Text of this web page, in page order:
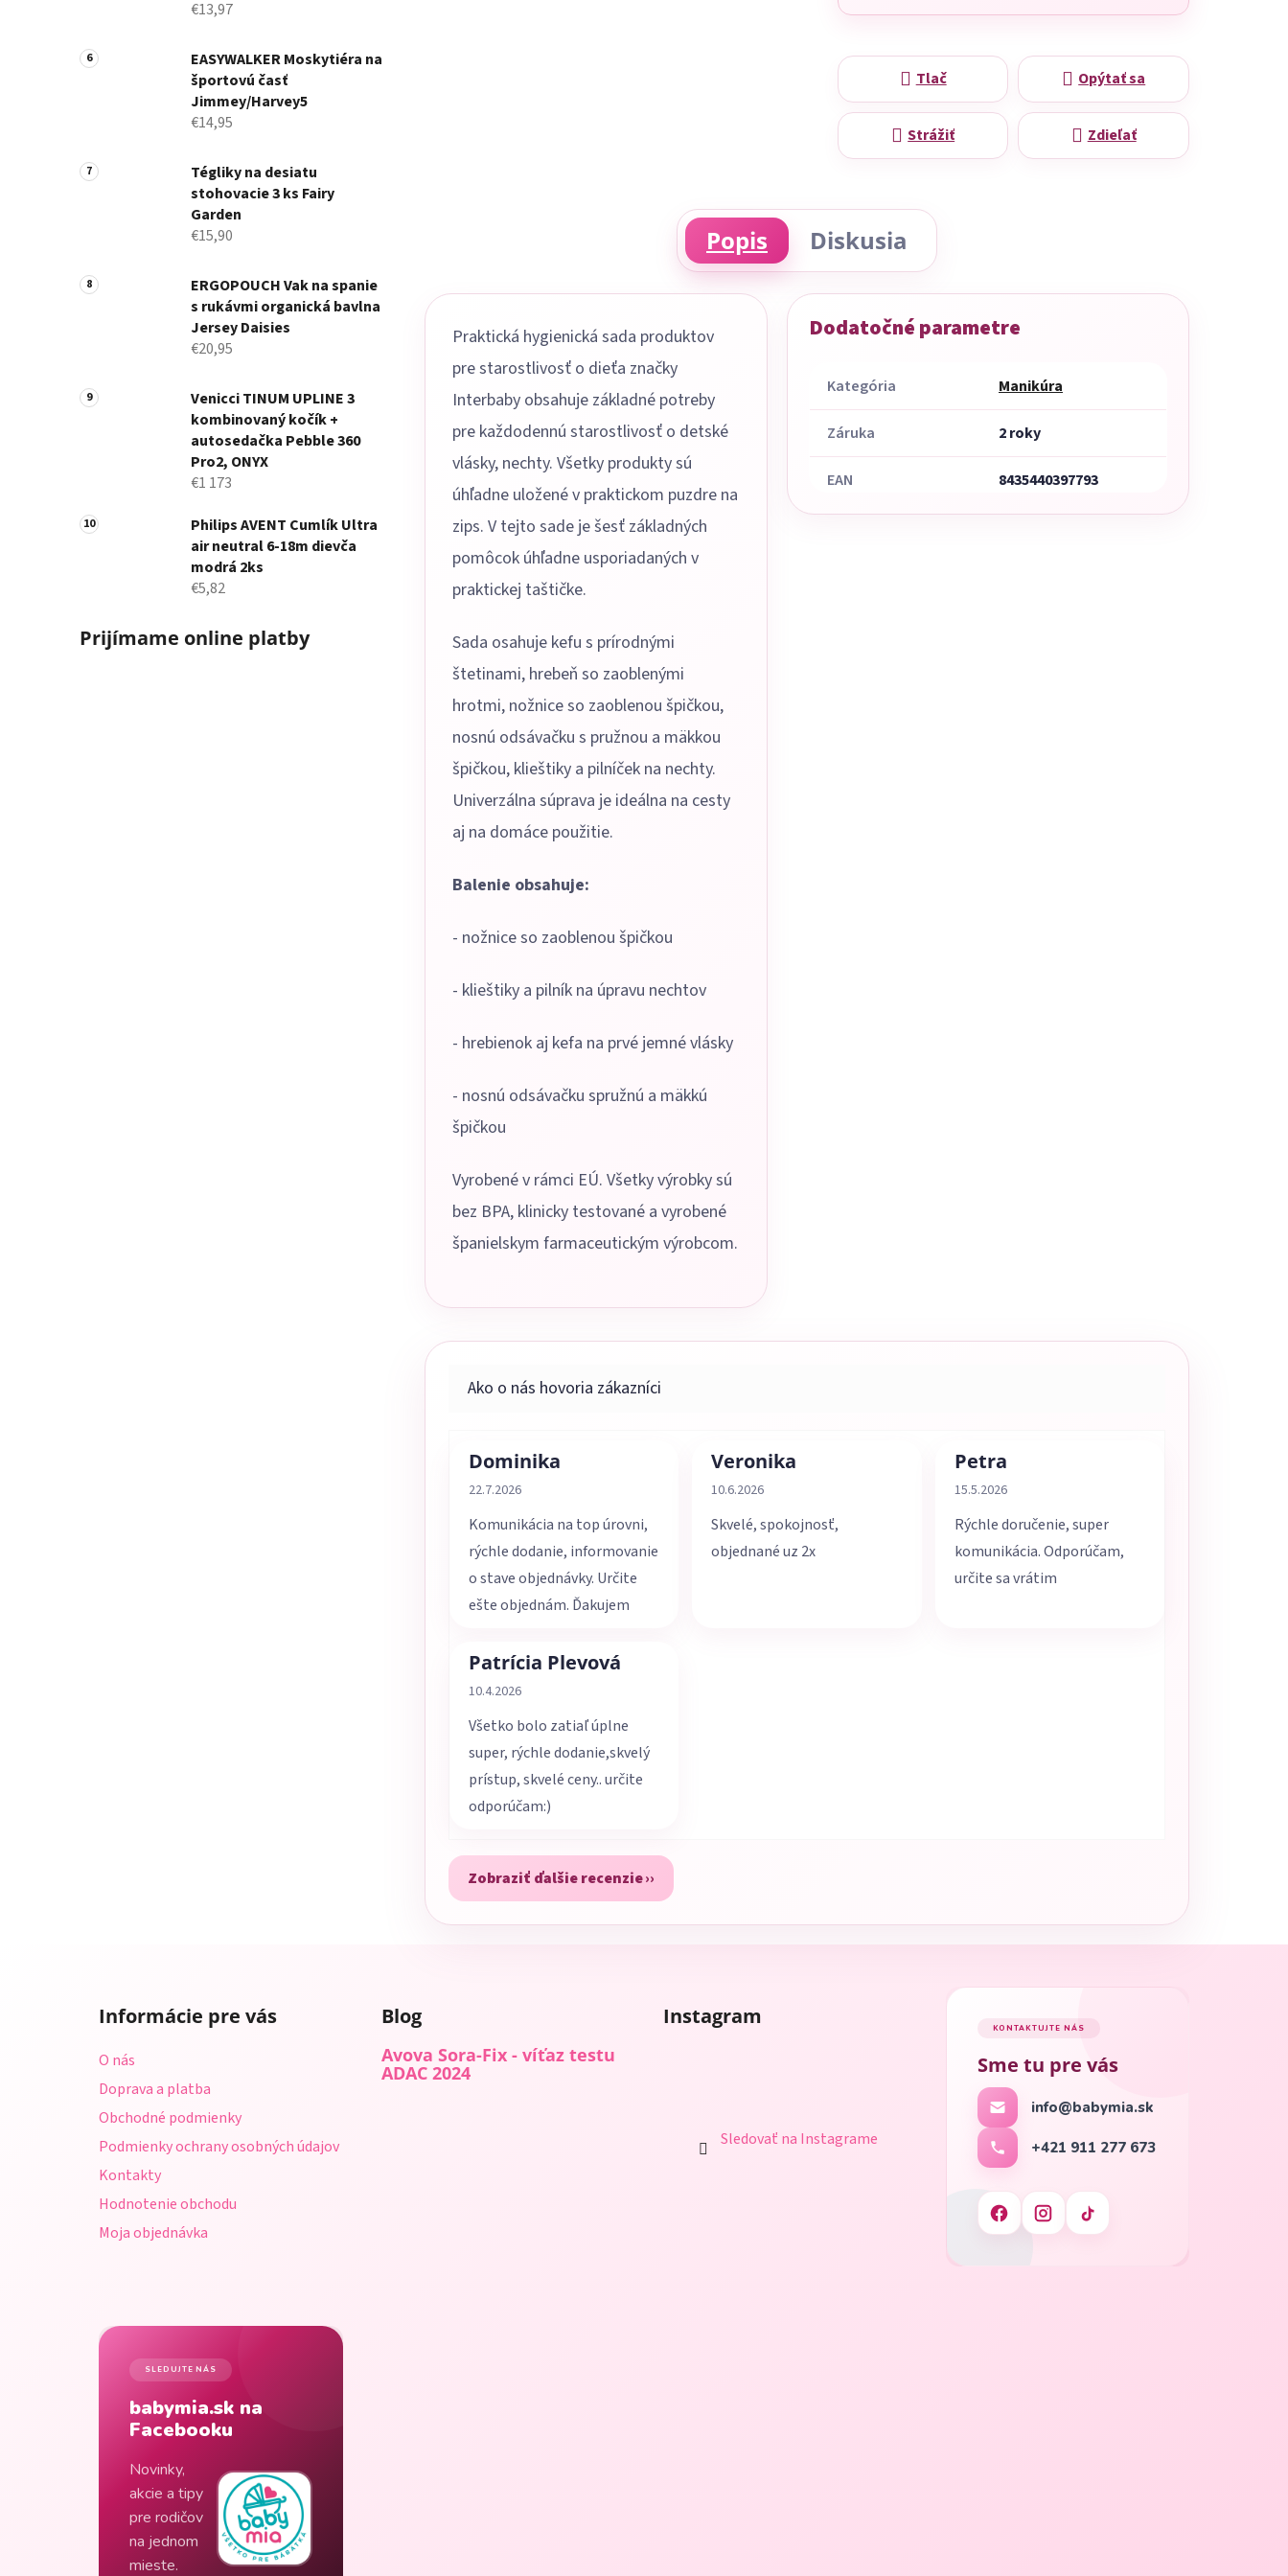
€13,97
EASYWALKER Moskytiéra na
športovú časť
Jimmey/Harvey5
€14,95
Tégliky na desiatu
stohovacie 3 ks Fairy
Garden
€15,90
ERGOPOUCH Vak na spanie
s rukávmi organická bavlna
Jersey Daisies
€20,95
Venicci TINUM UPLINE 3
kombinovaný kočík +
autosedačka Pebble 360
Pro2, ONYX
€1 173
Philips AVENT Cumlík Ultra
air neutral 6-18m dievča
modrá 2ks
€5,82
Prijímame online platby
Tlač Opýtať sa
Strážiť Zdieľať
Popis Diskusia
Praktická hygienická sada produktov
pre starostlivosť o dieťa značky
Interbaby obsahuje základné potreby
pre každodennú starostlivosť o detské
vlásky, nechty. Všetky produkty sú
úhľadne uložené v praktickom puzdre na
zips. V tejto sade je šesť základných
pomôcok úhľadne usporiadaných v
praktickej taštičke.
Sada osahuje kefu s prírodnými
štetinami, hrebeň so zaoblenými
hrotmi, nožnice so zaoblenou špičkou,
nosnú odsávačku s pružnou a mäkkou
špičkou, klieštiky a pilníček na nechty.
Univerzálna súprava je ideálna na cesty
aj na domáce použitie.
Balenie obsahuje:
- nožnice so zaoblenou špičkou
- klieštiky a pilník na úpravu nechtov
- hrebienok aj kefa na prvé jemné vlásky
- nosnú odsávačku spružnú a mäkkú
špičkou
Vyrobené v rámci EÚ. Všetky výrobky sú
bez BPA, klinicky testované a vyrobené
španielskym farmaceutickým výrobcom.
Dodatočné parametre
Kategória Manikúra
Záruka 2 roky
EAN 8435440397793
Dominika
Hodnotenie obchodu je 5 z 5 hviezdičiek.
22.7.2026
Komunikácia na top úrovni,
rýchle dodanie, informovanie
o stave objednávky. Určite
ešte objednám. Ďakujem
Veronika
Hodnotenie obchodu je 5 z 5 hviezdičiek.
10.6.2026
Skvelé, spokojnosť,
objednané uz 2x
Petra
Hodnotenie obchodu je 5 z 5 hviezdičiek.
15.5.2026
Rýchle doručenie, super
komunikácia. Odporúčam,
určite sa vrátim
Patrícia Plevová
Hodnotenie obchodu je 5 z 5 hviezdičiek.
10.4.2026
Všetko bolo zatiaľ úplne
super, rýchle dodanie,skvelý
prístup, skvelé ceny.. určite
odporúčam:)
Zobraziť ďalšie recenzie
Informácie pre vás
O nás
Doprava a platba
Obchodné podmienky
Podmienky ochrany osobných údajov
Kontakty
Hodnotenie obchodu
Moja objednávka
Blog
Avova Sora-Fix - víťaz testu
ADAC 2024
Instagram
Sledovať na Instagrame
KONTAKTUJTE NÁS
Sme tu pre vás
info@babymia.sk
+421 911 277 673
SLEDUJTE NÁS
babymia.sk na
Facebooku
Novinky,
akcie a tipy
pre rodičov
na jednom
mieste.